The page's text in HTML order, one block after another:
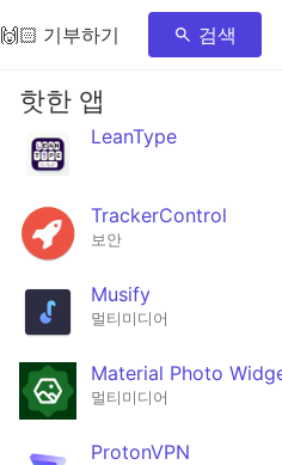
🙌🏻 기부하기 검색
핫한 앱
LeanType
TrackerControl
보안
Musify
멀티미디어
Material Photo
멀티미디어
ProtonVPN